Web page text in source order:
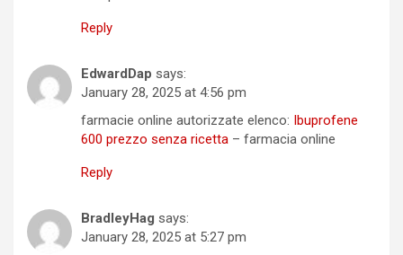
Reply
EdwardDap says:
January 28, 2025 at 4:56 pm
farmacie online autorizzate elenco: Ibuprofene
600 prezzo senza ricetta – farmacia online
Reply
BradleyHag says:
January 28, 2025 at 5:27 pm